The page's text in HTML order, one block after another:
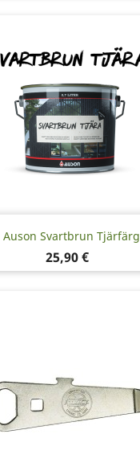
Auson Svartbrun Tjärfärg
Pris
25,90 €